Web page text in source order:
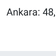
Ankara: